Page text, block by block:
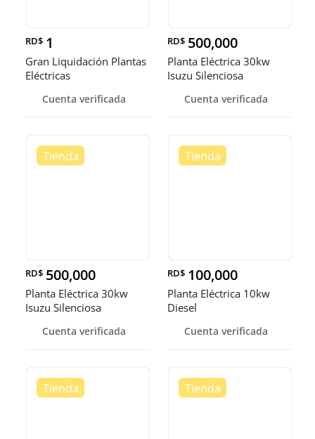
RD$ 1
Gran Liquidación Plantas
Eléctricas
Cuenta verificada
RD$ 500,000
Planta Eléctrica 30kw
Isuzu Silenciosa
Cuenta verificada
RD$ 500,000
Planta Eléctrica 30kw
Isuzu Silenciosa
Cuenta verificada
RD$ 100,000
Planta Eléctrica 10kw
Diesel
Cuenta verificada